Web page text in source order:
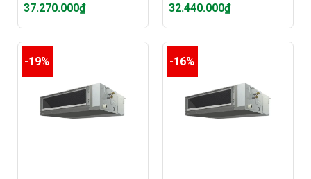
gốc
là:
37.270.000₫
Giá
hiện
là:
37.270.000₫.
gốc
là:
32.440.000₫
Giá
hiện
là:
32.440.000₫.
-19% -16%